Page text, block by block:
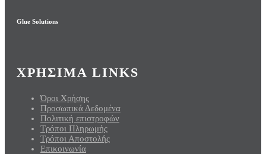
Glue Solutions
ΧΡΗΣΙΜΑ LINKS
Όροι Χρήσης
Προσωπικά Δεδομένα
Πολιτική επιστροφών
Τρόποι Πληρωμής
Τρόποι Αποστολής
Επικοινωνία